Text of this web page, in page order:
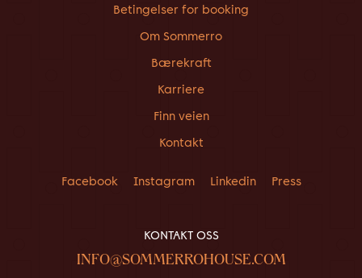
Facebook Instagram Linkedin Press
Betingelser for booking
Om Sommerro
Bærekraft
Karriere
Finn veien
Kontakt
KONTAKT OSS
INFO@SOMMERROHOUSE.COM